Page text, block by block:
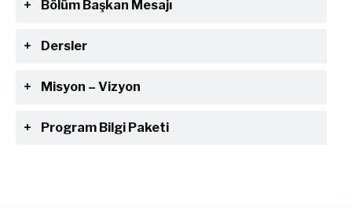
Bölüm Başkan Mesajı
Dersler
Misyon – Vizyon
Program Bilgi Paketi